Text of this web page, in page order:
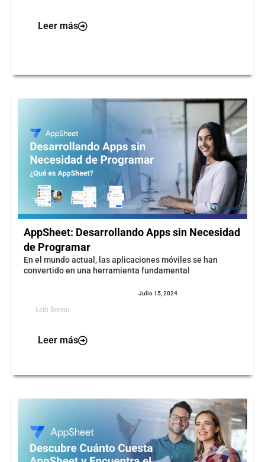
Leer más
AppSheet: Desarrollando Apps sin Necesidad
de Programar
En el mundo actual, las aplicaciones móviles se han
convertido en una herramienta fundamental
Leih Servin
Julio 15, 2024
Leer más